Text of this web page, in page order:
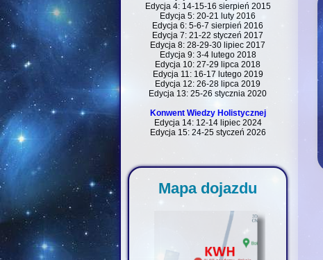
Edycja 4: 14-15-16 sierpień 2015
Edycja 5: 20-21 luty 2016
Edycja 6: 5-6-7 sierpień 2016
Edycja 7: 21-22 styczeń 2017
Edycja 8: 28-29-30 lipiec 2017
Edycja 9: 3-4 lutego 2018
Edycja 10: 27-29 lipca 2018
Edycja 11: 16-17 lutego 2019
Edycja 12: 26-28 lipca 2019
Edycja 13: 25-26 stycznia 2020
Konwent Wiedzy Holistycznej
Edycja 14: 12-14 lipiec 2024
Edycja 15: 24-25 styczeń 2026
Mapa dojazdu